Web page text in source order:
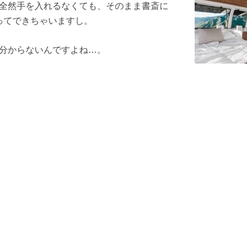
然手を入れるなくても、そのまま書斎に
できちゃいますし。
からないんですよね…。